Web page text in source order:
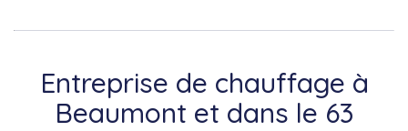
Entreprise de chauffage à
Beaumont et dans le 63